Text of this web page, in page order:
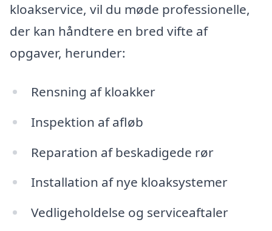
kloakservice, vil du møde professionelle,
der kan håndtere en bred vifte af
opgaver, herunder:
Rensning af kloakker
Inspektion af afløb
Reparation af beskadigede rør
Installation af nye kloaksystemer
Vedligeholdelse og serviceaftaler